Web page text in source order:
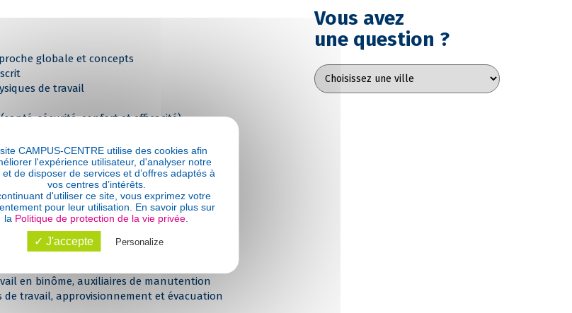
globale et concepts
de travail
sécurité, confort et efficacité)
risques professionnels TMS ou RPS ?
: quels sont les facteurs de risques
et outils utilisés, informatisation …
…)
apports des photos et vidéos
en binôme, auxiliaires de manutention
travail, approvisionnement et évacuation
Vous avez
une question ?
CAMPUS-CENTRE utilise des cookies afin
l'expérience utilisateur, d'analyser notre
et de disposer de services et d’offres adaptés à
vos centres d’intérêts.
d'utiliser ce site, vous exprimez votre
pour leur utilisation. En savoir plus sur
la Politique de protection de la vie privée
✓ J'accepte Personalize